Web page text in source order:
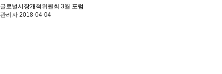
글로벌시장개척위원회 3월 포럼
관리자 2018-04-04